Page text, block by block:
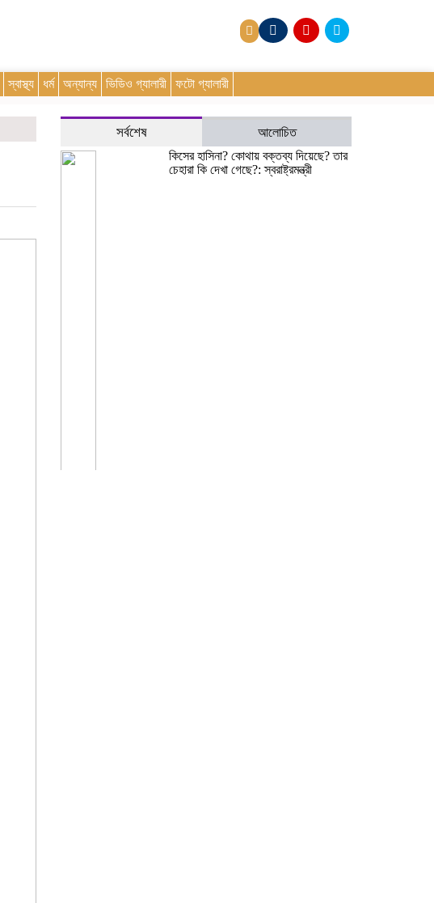
স্বাস্থ্য ধর্ম অন্যান্য ভিডিও গ্যালারী ফটো গ্যালারী
সর্বশেষ
আলোচিত
কিসের হাসিনা? কোথায় বক্তব্য দিয়েছে? তার
চেহারা কি দেখা গেছে?: স্বরাষ্ট্রমন্ত্রী